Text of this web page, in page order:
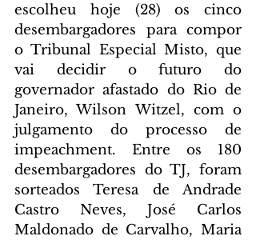
escolheu hoje (28) os cinco
desembargadores para compor
o Tribunal Especial Misto, que
vai decidir o futuro do
governador afastado do Rio de
Janeiro, Wilson Witzel, com o
julgamento do processo de
impeachment. Entre os 180
desembargadores do TJ, foram
sorteados Teresa de Andrade
Castro Neves, José Carlos
Maldonado de Carvalho, Maria